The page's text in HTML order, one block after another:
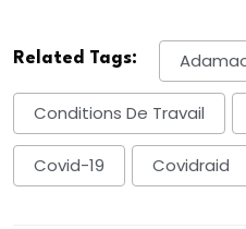
Related Tags:
Conditions De Travail
Covid-19 Covidraid